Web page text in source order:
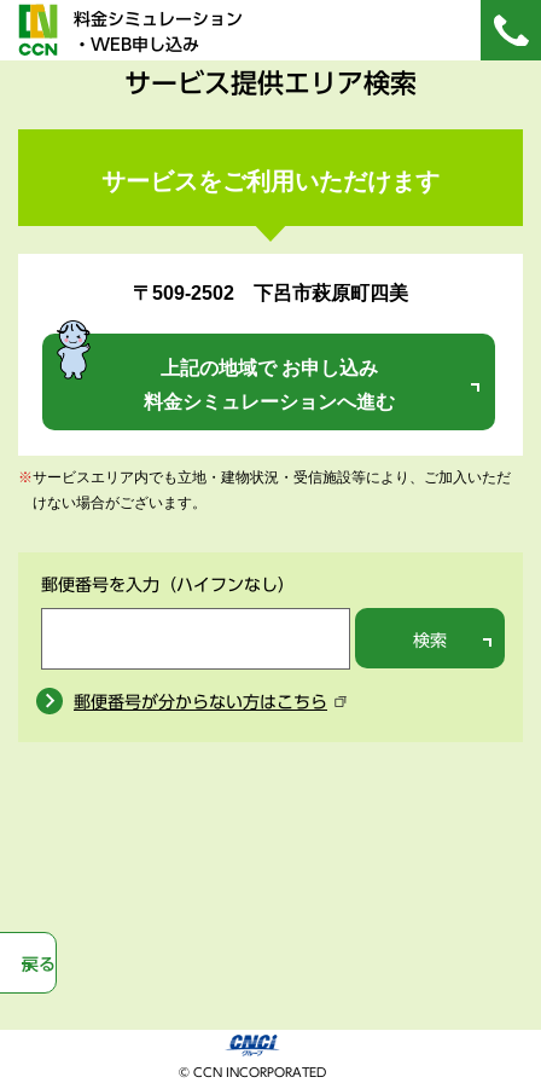
料金シミュレーション
・WEB申し込み
サービス提供エリア検索
サービスをご利用いただけます
〒509-2502 下呂市萩原町四美
上記の地域で お申し込み
料金シミュレーションへ進む
※サービスエリア内でも立地・建物状況・受信施設等により、ご加入いただ
けない場合がございます。
郵便番号を入力 （ハイフンなし）
検索
郵便番号が分からない方はこちら
戻る
© CCN INCORPORATED